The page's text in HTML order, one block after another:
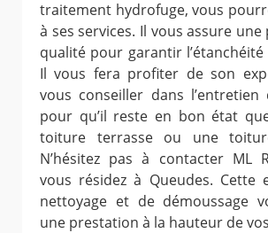
traitement hydrofuge, vous
à ses services. Il vous assure
qualité pour garantir
Il vous fera profiter de son
vous conseiller dans
pour qu’il reste en bon état
toiture terrasse ou une
N’hésitez pas à contacter ML
vous résidez à Queudes. Cette
nettoyage et de démoussage
une prestation à la hauteur de